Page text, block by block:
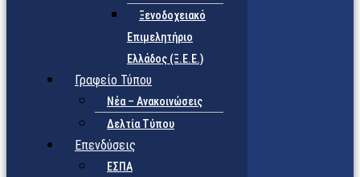
Ξενοδοχειακό
Επιμελητήριο
Ελλάδος (Ξ.Ε.Ε.)
Γραφείο Τύπου
Νέα – Ανακοινώσεις
Δελτία Τύπου
Επενδύσεις
ΕΣΠΑ